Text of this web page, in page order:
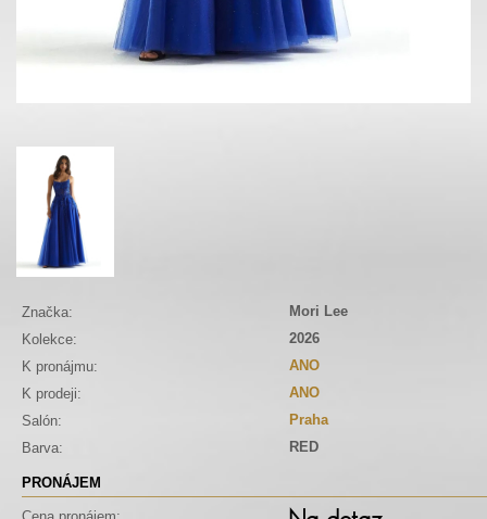
Značka:
Mori Lee
Kolekce:
2026
K pronájmu:
ANO
K prodeji:
ANO
Salón:
Praha
Barva:
RED
PRONÁJEM